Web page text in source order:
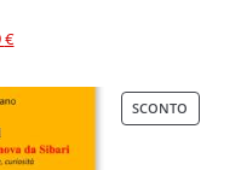
€
SCONTO